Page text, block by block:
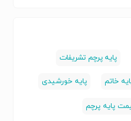
پایه پرچم تشریفات
خاتم پایه خورشیدی
پایه پرچم